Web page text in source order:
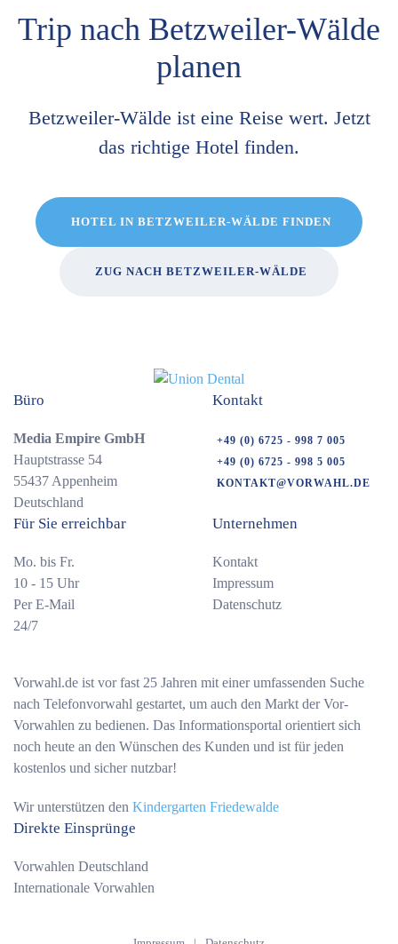
Trip nach Betzweiler-Wälde
planen
Betzweiler-Wälde ist eine Reise wert. Jetzt
das richtige Hotel finden.
HOTEL IN BETZWEILER-WÄLDE FINDEN
ZUG NACH BETZWEILER-WÄLDE
Büro
Media Empire GmbH
Hauptstrasse 54
55437 Appenheim
Deutschland
Kontakt
+49 (0) 6725 - 998 7 005
+49 (0) 6725 - 998 5 005
KONTAKT@VORWAHL.DE
Für Sie erreichbar
Mo. bis Fr.
10 - 15 Uhr
Per E-Mail
24/7
Unternehmen
Kontakt
Impressum
Datenschutz
Vorwahl.de ist vor fast 25 Jahren mit einer umfassenden Suche
nach Telefonvorwahl gestartet, um auch den Markt der Vor-
Vorwahlen zu bedienen. Das Informationsportal orientiert sich
noch heute an den Wünschen des Kunden und ist für jeden
kostenlos und sicher nutzbar!
Wir unterstützen den Kindergarten Friedewalde
Direkte Einsprünge
Vorwahlen Deutschland
Internationale Vorwahlen